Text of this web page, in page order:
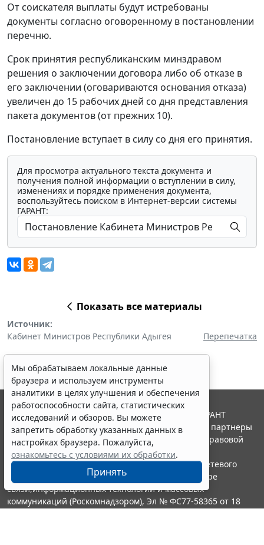
От соискателя выплаты будут истребованы
документы согласно оговоренному в постановлении
перечню.
Срок принятия республиканским минздравом
решения о заключении договора либо об отказе в
его заключении (оговариваются основания отказа)
увеличен до 15 рабочих дней со дня представления
пакета документов (от прежних 10).
Постановление вступает в силу со дня его принятия.
Для просмотра актуального текста документа и
получения полной информации о вступлении в силу,
изменениях и порядке применения документа,
воспользуйтесь поиском в Интернет-версии системы
ГАРАНТ:
Показать все материалы
Источник:
Кабинет Министров Республики Адыгея
Перепечатка
Мы обрабатываем локальные данные
браузера и используем инструменты
аналитики в целях улучшения и обеспечения
работоспособности сайта, статистических
исследований и обзоров. Вы можете
запретить обработку указанных данных в
настройках браузера. Пожалуйста,
ознакомьтесь с условиями их обработки.
Принять
© ООО "НПП "ГАРАНТ-СЕРВИС", 2026. Система ГАРАНТ
выпускается с 1990 года. Компания "Гарант" и ее партнеры
являются участниками Российской ассоциации правовой
информации ГАРАНТ.
Портал ГАРАНТ.РУ зарегистрирован в качестве сетевого
издания Федеральной службой по надзору в сфере
связи,информационных технологий и массовых
коммуникаций (Роскомнадзором), Эл № ФС77-58365 от 18